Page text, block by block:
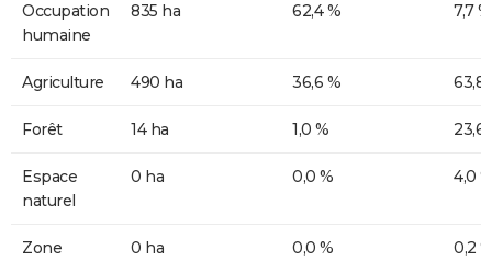
Occupation
humaine
835 ha 62,4 % 7,7 %
Agriculture 490 ha 36,6 % 63,8
Forêt 14 ha 1,0 % 23,6
Espace
naturel
0 ha 0,0 % 4,0
Zone
0 ha 0,0 % 0,2